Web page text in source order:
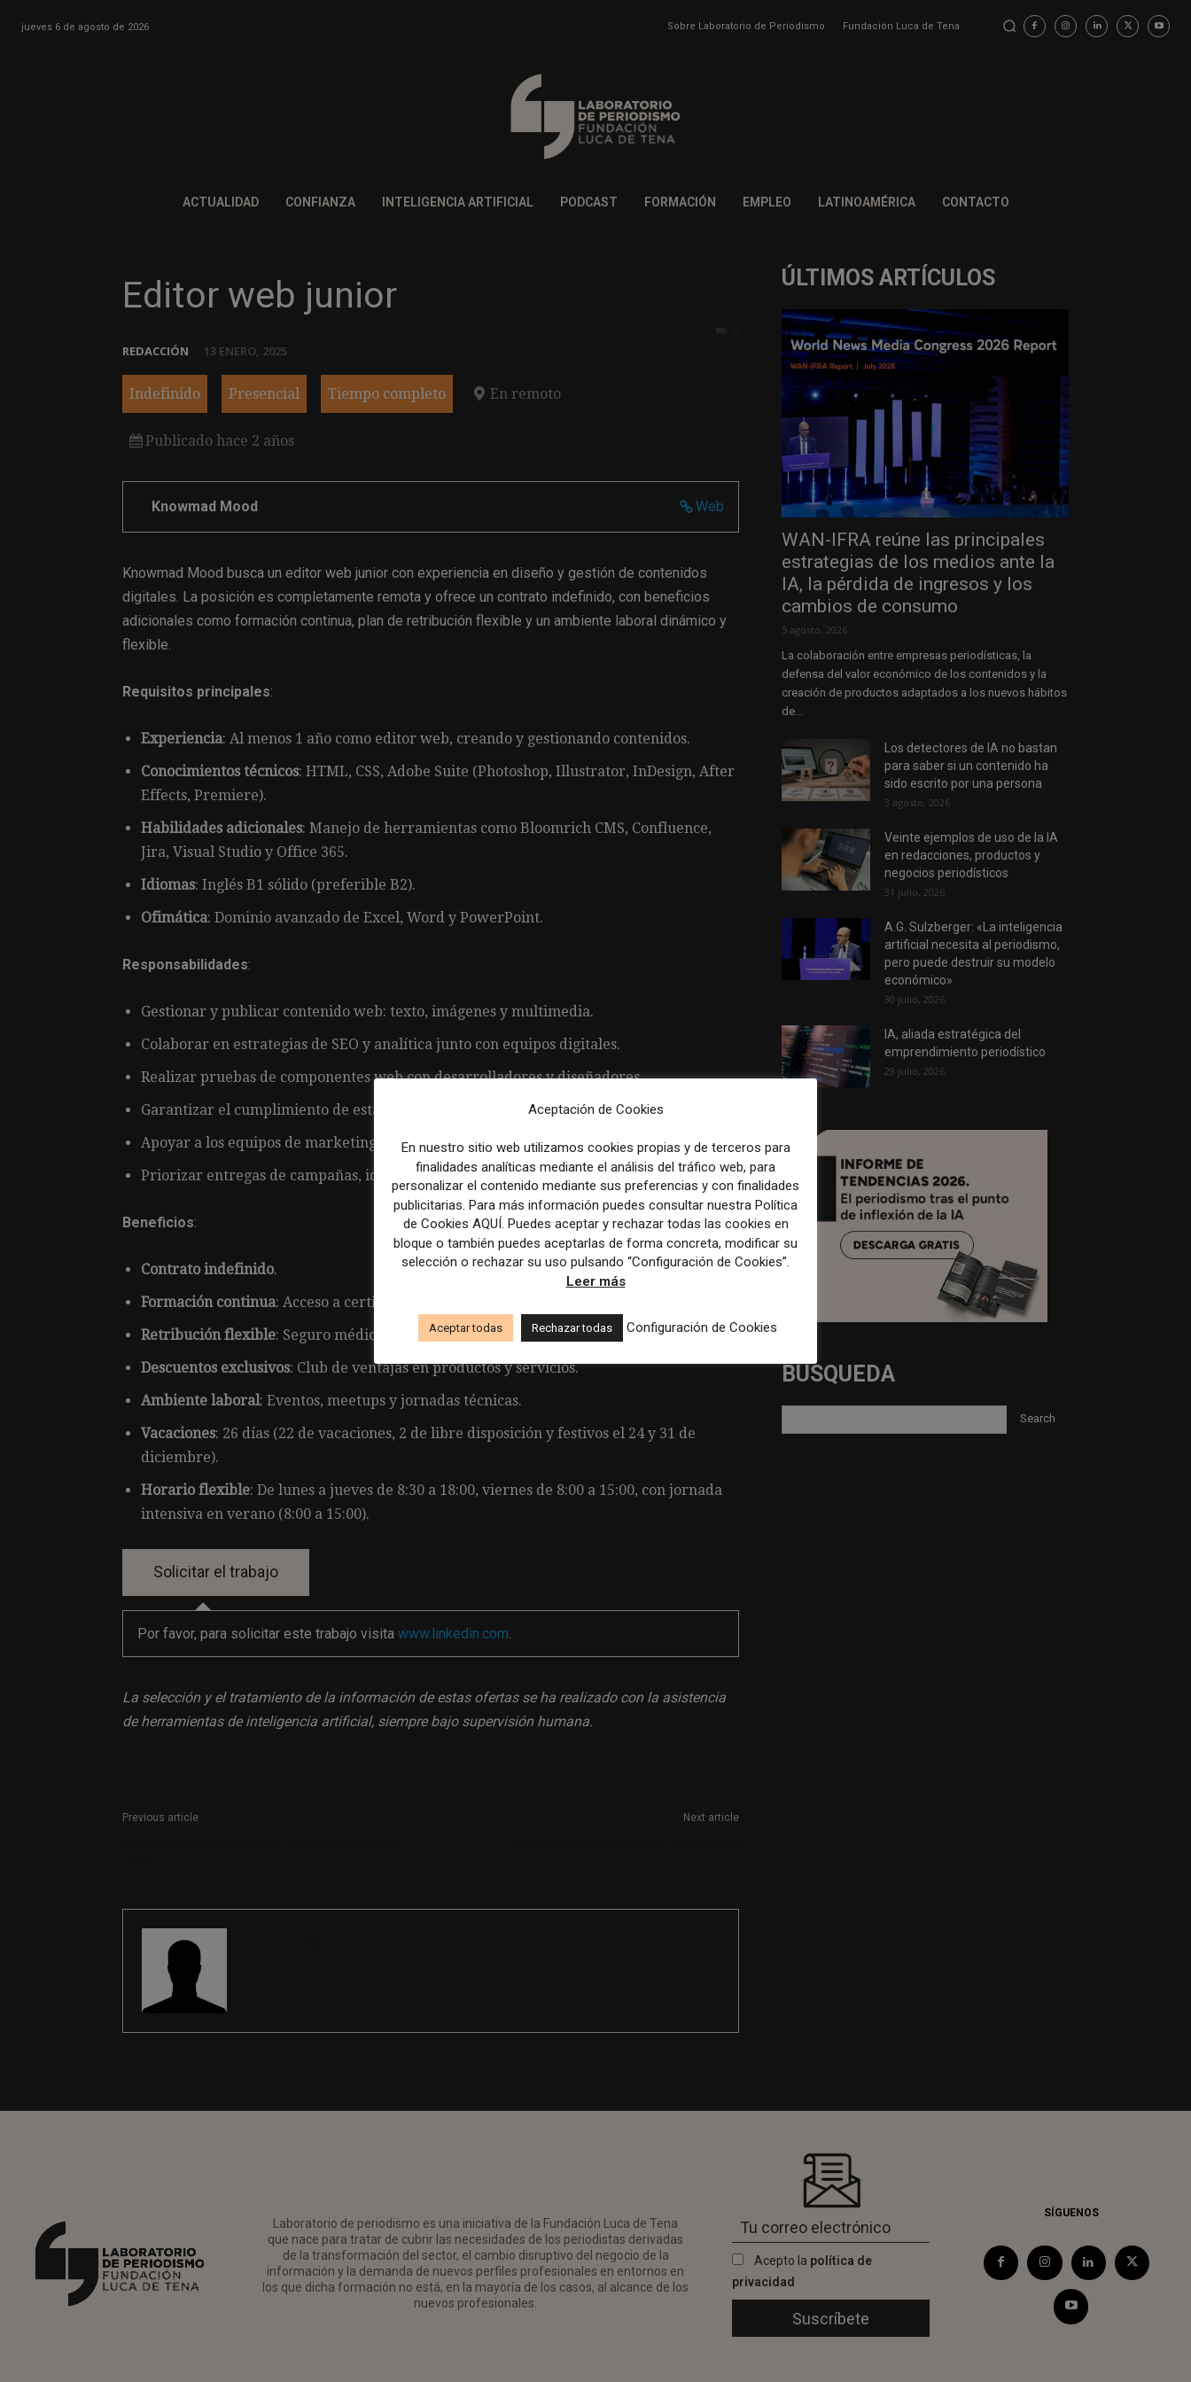
jueves 6 de agosto de 2026 Sobre Laboratorio de Periodismo Fundación Luca de Tena
ACTUALIDAD CONFIANZA INTELIGENCIA ARTIFICIAL PODCAST FORMACIÓN EMPLEO LATINOAMÉRICA CONTACTO
Editor web junior
REDACCIÓN 13 ENERO, 2025
Indefinido Presencial Tiempo completo En remoto
Publicado hace 2 años
Web
Knowmad Mood
Knowmad Mood busca un editor web junior con experiencia en diseño y gestión de contenidos
digitales. La posición es completamente remota y ofrece un contrato indefinido, con beneficios
adicionales como formación continua, plan de retribución flexible y un ambiente laboral dinámico y
flexible.
Requisitos principales:
Experiencia: Al menos 1 año como editor web, creando y gestionando contenidos.
Conocimientos técnicos: HTML, CSS, Adobe Suite (Photoshop, Illustrator, InDesign, After
Effects, Premiere).
Habilidades adicionales: Manejo de herramientas como Bloomrich CMS, Confluence,
Jira, Visual Studio y Office 365.
Idiomas: Inglés B1 sólido (preferible B2).
Ofimática: Dominio avanzado de Excel, Word y PowerPoint.
Responsabilidades:
Gestionar y publicar contenido web: texto, imágenes y multimedia.
Colaborar en estrategias de SEO y analítica junto con equipos digitales.
Realizar pruebas de componentes web con desarrolladores y diseñadores.
Garantizar el cumplimiento de estándares de identidad de marca y accesibilidad.
Apoyar a los equipos de marketing en tareas ágiles y optimización del contenido.
Priorizar entregas de campañas, identificar problemas y proponer mejoras.
Beneficios:
Contrato indefinido.
Formación continua: Acceso a certificaciones y calendarios de formación.
Retribución flexible: Seguro médico, transporte, tickets restaurante y guardería.
Descuentos exclusivos: Club de ventajas en productos y servicios.
Ambiente laboral: Eventos, meetups y jornadas técnicas.
Vacaciones: 26 días (22 de vacaciones, 2 de libre disposición y festivos el 24 y 31 de
diciembre).
Horario flexible: De lunes a jueves de 8:30 a 18:00, viernes de 8:00 a 15:00, con jornada
intensiva en verano (8:00 a 15:00).
Por favor, para solicitar este trabajo visita www.linkedin.com
La selección y el tratamiento de la información de estas ofertas se ha realizado con la asistencia
de herramientas de inteligencia artificial, siempre bajo supervisión humana.
Previous article Next article
ÚLTIMOS ARTÍCULOS
WAN-IFRA reúne las principales
estrategias de los medios ante la
IA, la pérdida de ingresos y los
cambios de consumo
5 agosto, 2026
La colaboración entre empresas periodísticas, la
defensa del valor económico de los contenidos y la
creación de productos adaptados a los nuevos hábitos
de...
Los detectores de IA no bastan
para saber si un contenido ha
sido escrito por una persona
3 agosto, 2026
Veinte ejemplos de uso de la IA
en redacciones, productos y
negocios periodísticos
31 julio, 2026
A.G. Sulzberger: «La inteligencia
artificial necesita al periodismo,
pero puede destruir su modelo
económico»
30 julio, 2026
IA, aliada estratégica del
emprendimiento periodístico
29 julio, 2026
BUSQUEDA
Laboratorio de periodismo es una iniciativa de la Fundación Luca de Tena
que nace para tratar de cubrir las necesidades de los periodistas derivadas
de la transformación del sector, el cambio disruptivo del negocio de la
información y la demanda de nuevos perfiles profesionales en entornos en
los que dicha formación no está, en la mayoría de los casos, al alcance de los
nuevos profesionales.
Acepto la política de
privacidad
SÍGUENOS
Aceptación de Cookies
En nuestro sitio web utilizamos cookies propias y de terceros para
finalidades analíticas mediante el análisis del tráfico web, para
personalizar el contenido mediante sus preferencias y con finalidades
publicitarias. Para más información puedes consultar nuestra Política
de Cookies AQUÍ. Puedes aceptar y rechazar todas las cookies en
bloque o también puedes aceptarlas de forma concreta, modificar su
selección o rechazar su uso pulsando “Configuración de Cookies”.
Leer más
Aceptar todas Rechazar todas Configuración de Cookies